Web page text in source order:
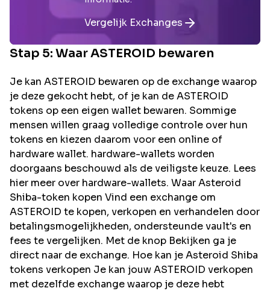
Vergelijk Exchanges
Stap 5: WaarASTEROID bewaren
Je kan ASTEROID bewaren op de exchange waarop
je deze gekocht hebt, of je kan de ASTEROID
tokens op een eigen wallet bewaren. Sommige
mensen willen graag volledige controle over hun
tokens en kiezen daarom voor een online of
hardware wallet. hardware-wallets worden
doorgaans beschouwd als de veiligste keuze. Lees
hier meer over hardware-wallets. Waar Asteroid
Shiba-token kopen Vind een exchange om
ASTEROID te kopen, verkopen en verhandelen door
betalingsmogelijkheden, ondersteunde vault's en
fees te vergelijken. Met de knop Bekijken ga je
direct naar de exchange. Hoe kan je Asteroid Shiba
tokens verkopen Je kan jouw ASTEROID verkopen
met dezelfde exchange waarop je deze hebt